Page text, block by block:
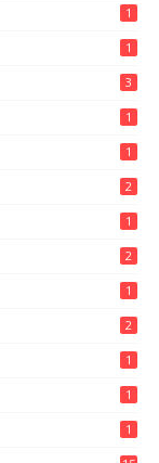
1
1
3
1
1
2
1
2
1
2
1
1
1